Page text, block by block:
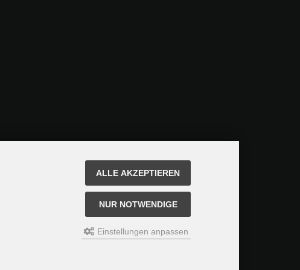
ALLE AKZEPTIEREN
NUR NOTWENDIGE
Einstellungen anpassen